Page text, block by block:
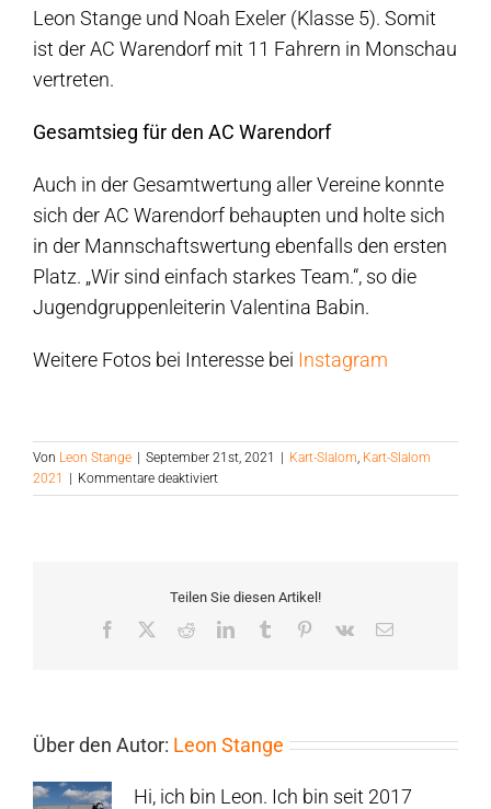
Leon Stange und Noah Exeler (Klasse 5). Somit
ist der AC Warendorf mit 11 Fahrern in Monschau
vertreten.
Gesamtsieg für den AC Warendorf
Auch in der Gesamtwertung aller Vereine konnte
sich der AC Warendorf behaupten und holte sich
in der Mannschaftswertung ebenfalls den ersten
Platz. „Wir sind einfach starkes Team.“, so die
Jugendgruppenleiterin Valentina Babin.
Weitere Fotos bei Interesse bei Instagram
Von Leon Stange | September 21st, 2021 | Kart-Slalom Kart-Slalom
2021
| Kommentare deaktiviertfür
AC
den
Bundesendlauf
und
Teilen Sie diesen Artikel!
Facebook
TwitterRedditLinkedInTumblr Pinterest
Vk
E-
Über den Autor: Leon Stange
Hi, ich bin Leon. Ich bin seit 2017